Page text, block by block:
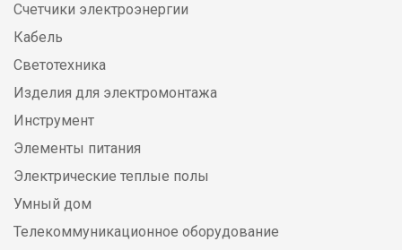
Счетчики электроэнергии
Кабель
Светотехника
Изделия для электромонтажа
Инструмент
Элементы питания
Электрические теплые полы
Умный дом
Телекоммуникационное оборудование